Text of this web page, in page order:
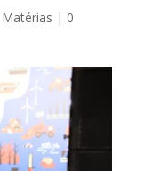
Matérias | 0